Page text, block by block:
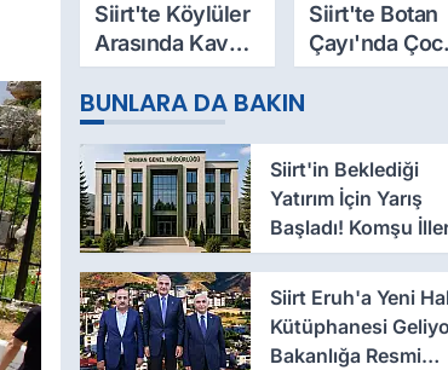
Siirt'te Köylüler
Arasında Kavga:
2 Yaralı, Birinin
Durumu Ağır
Siirt'te Botan
Çayı'nda
Cesedi
BUNLARA DA BAKIN
Siirt'in Beklediği
Yatırım İçin Yarış
Başladı! Komşu
Devrede
Siirt Eruh'a Yeni
Kütüphanesi
Bakanlığa Resmi